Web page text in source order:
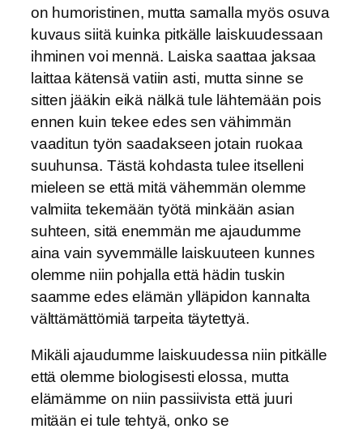
on humoristinen, mutta samalla myös osuva
kuvaus siitä kuinka pitkälle laiskuudessaan
ihminen voi mennä. Laiska saattaa jaksaa
laittaa kätensä vatiin asti, mutta sinne se
sitten jääkin eikä nälkä tule lähtemään pois
ennen kuin tekee edes sen vähimmän
vaaditun työn saadakseen jotain ruokaa
suuhunsa. Tästä kohdasta tulee itselleni
mieleen se että mitä vähemmän olemme
valmiita tekemään työtä minkään asian
suhteen, sitä enemmän me ajaudumme
aina vain syvemmälle laiskuuteen kunnes
olemme niin pohjalla että hädin tuskin
saamme edes elämän ylläpidon kannalta
välttämättömiä tarpeita täytettyä.
Mikäli ajaudumme laiskuudessa niin pitkälle
että olemme biologisesti elossa, mutta
elämämme on niin passiivista että juuri
mitään ei tule tehtyä, onko se